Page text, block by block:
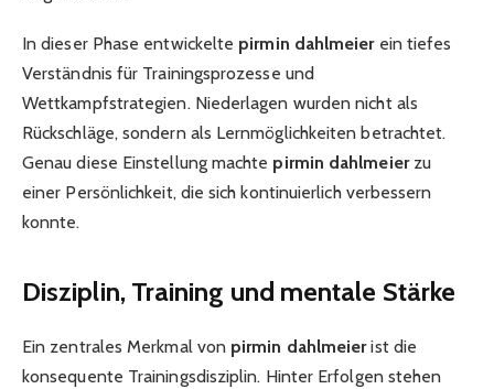
In dieser Phase entwickelte pirmin dahlmeierein tiefes
Verständnis für Trainingsprozesse und
Wettkampfstrategien. Niederlagen wurden nicht als
Rückschläge, sondern als Lernmöglichkeiten betrachtet.
Genau diese Einstellung machte pirmin dahlmeierzu
einer Persönlichkeit, die sich kontinuierlich verbessern
konnte.
Disziplin, Training und mentale Stärke
Ein zentrales Merkmal von pirmin dahlmeierist die
konsequente Trainingsdisziplin. Hinter Erfolgen stehen